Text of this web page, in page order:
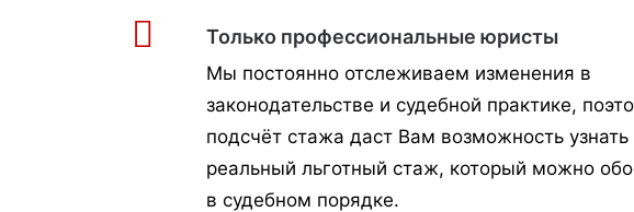
Только профессиональные юристы
Мы постоянно отслеживаем изменения в
законодательстве и судебной практике,
подсчёт стажа даст Вам возможность узнать
реальный льготный стаж, который можно
в судебном порядке.